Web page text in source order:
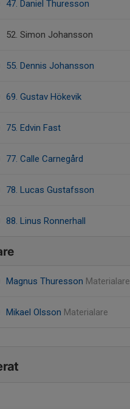
47. Daniel Thuresson
52. Simon Johansson
55. Dennis Johansson
69. Gustav Hökevik
75. Edvin Fast
77. Calle Carnegård
78. Lucas Gustafsson
88. Linus Ronnerhall
Magnus Thuresson Materialare
Mikael Olsson Materialare